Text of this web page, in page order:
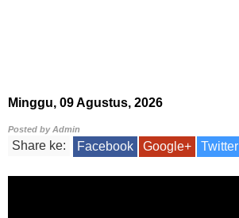
Minggu, 09 Agustus, 2026
Posted byAdmin
Share ke: Facebook Google+ Twitter